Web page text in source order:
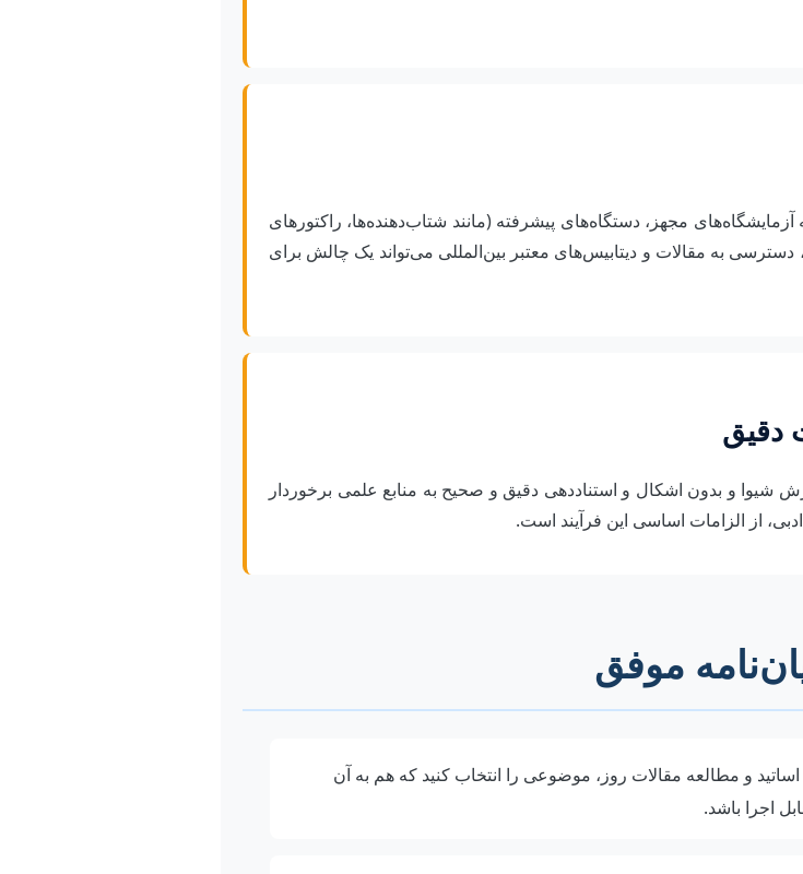
مجهز، دستگاه‌های پیشرفته (مانند شتاب‌دهنده‌ها، راکتورهای
به مقالات و دیتابیس‌های معتبر بین‌المللی می‌تواند یک چالش برای
دقیق
شیوا و بدون اشکال و استناددهی دقیق و صحیح به منابع علمی برخوردار
از الزامات اساسی این فرآیند است.
موفق
اساتید و مطالعه مقالات روز، موضوعی را انتخاب کنید که هم به آن
اجرا باشد.